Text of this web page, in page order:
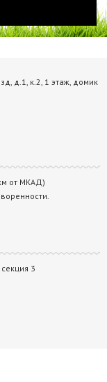
д.1, к.2, 1 этаж, домик
от МКАД)
3